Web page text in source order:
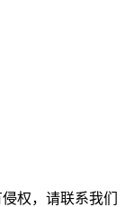
权，请联系我们